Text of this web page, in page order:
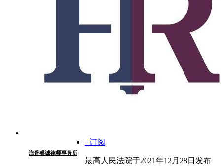
海普睿诚律师事务所
+订阅
最高人民法院于2021年12月28日发布